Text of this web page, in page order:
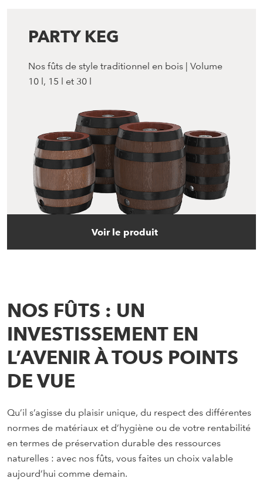
PARTY KEG
Nos fûts de style traditionnel en bois | Volume
10 l, 15 l et 30 l
Voir le produit
NOS FÛTS : UN
INVESTISSEMENT EN
L’AVENIR À TOUS POINTS
DE VUE
Qu’il s’agisse du plaisir unique, du respect des différentes
normes de matériaux et d’hygiène ou de votre rentabilité
en termes de préservation durable des ressources
naturelles : avec nos fûts, vous faites un choix valable
aujourd’hui comme demain.